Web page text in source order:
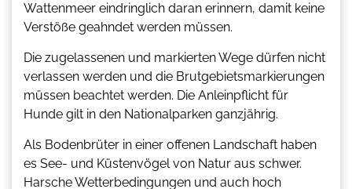
Wattenmeer eindringlich daran erinnern, damit keine
Verstöße geahndet werden müssen.
Die zugelassenen und markierten Wege dürfen nicht
verlassen werden und die Brutgebietsmarkierungen
müssen beachtet werden. Die Anleinpflicht für
Hunde gilt in den Nationalparken ganzjährig.
Als Bodenbrüter in einer offenen Landschaft haben
es See- und Küstenvögel von Natur aus schwer.
Harsche Wetterbedingungen und auch hoch